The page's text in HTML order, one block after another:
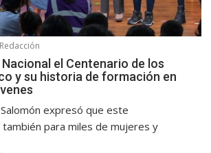
Redacción
el Centenario de los
y su historia de formación en
expresó que este
para miles de mujeres y